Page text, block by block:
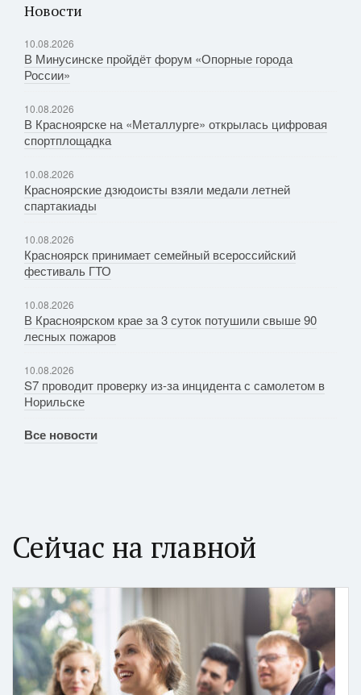
Новости
10.08.2026
В Минусинске пройдёт форум «Опорные города
России»
10.08.2026
В Красноярске на «Металлурге» открылась цифровая
спортплощадка
10.08.2026
Красноярские дзюдоисты взяли медали летней
спартакиады
10.08.2026
Красноярск принимает семейный всероссийский
фестиваль ГТО
10.08.2026
В Красноярском крае за 3 суток потушили свыше 90
лесных пожаров
10.08.2026
S7 проводит проверку из-за инцидента с самолетом в
Норильске
Все новости
Сейчас на главной